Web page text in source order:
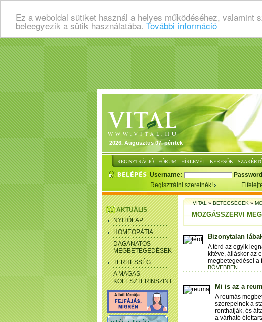
Ez a weboldal sütiket használ a helyes működéséhez,
beleegyezik a sütik használatába. További információ
2026. Augusztus 07. péntek
REGISZTRÁCIÓ : FÓRUM : HÍRLEVÉL : KERESŐK :
Username:
Regisztrálni szeretnék!
AKTUÁLIS
NYITÓLAP
HOMEOPÁTIA
DAGANATOS
MEGBETEGEDÉSEK
TERHESSÉG
A MAGAS
KOLESZTERINSZINT
VITAL»BETEGSÉGEK»
MOZGÁSSZERVI
Bizonytalan
A térd az egyik
kitéve, álláskor az
megbetegedései a
BŐVEBBEN
Mi is az a
A reumás
szerepelnek a
ronthatják, és
a várható